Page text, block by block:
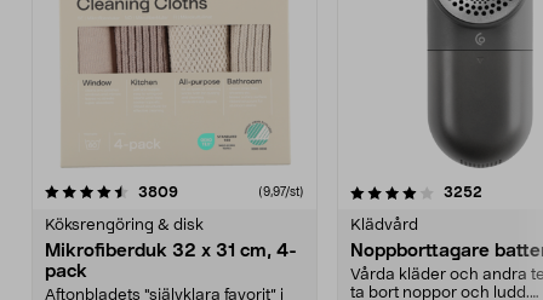
3809recensioner (9,97/st)
Köksrengöring & disk
Mikrofiberduk 32 x 31 cm, 4-
pack
Aftonbladets "självklara favorit” i
4.0av 5 stjärnor 3252
Klädvård
Noppborttagare
Vårda kläder och andra
ta bort noppor och ludd.
4.5av 5 stjärnor